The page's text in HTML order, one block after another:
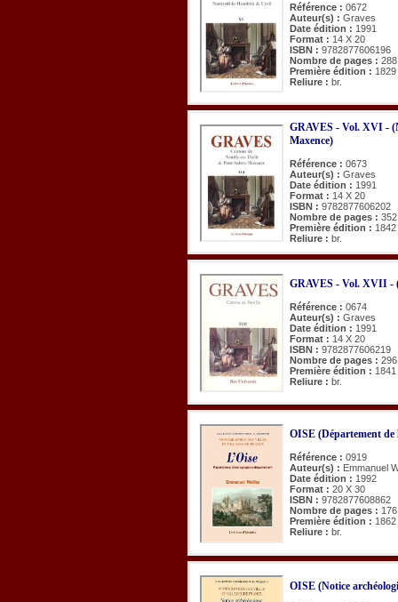
Référence : 0672
Auteur(s) : Graves
Date édition : 1991
Format : 14 X 20
ISBN : 9782877606196
Nombre de pages : 288
Première édition : 1829
Reliure : br.
GRAVES - Vol. XVI -
Maxence)
Référence : 0673
Auteur(s) : Graves
Date édition : 1991
Format : 14 X 20
ISBN : 9782877606202
Nombre de pages : 352
Première édition : 1842
Reliure : br.
GRAVES - Vol. XVII -
Référence : 0674
Auteur(s) : Graves
Date édition : 1991
Format : 14 X 20
ISBN : 9782877606219
Nombre de pages : 296
Première édition : 1841
Reliure : br.
OISE (Département de
Référence : 0919
Auteur(s) : Emmanuel
Date édition : 1992
Format : 20 X 30
ISBN : 9782877608862
Nombre de pages : 176
Première édition : 1862
Reliure : br.
OISE (Notice